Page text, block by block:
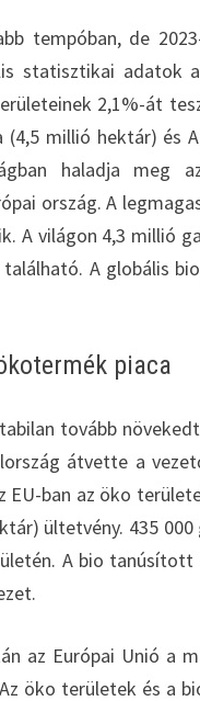
tempóban, de
statisztikai adatok
2,1%-át
millió hektár) és
haladja
ország. A
A világon 4,3 millió
A globális
piaca
tovább
átvette a
ban az öko
ültetvény. 435
A bio
az Európai Unió a
öko területek és a